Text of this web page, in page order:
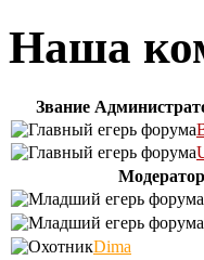
Наша
Звание
Dima